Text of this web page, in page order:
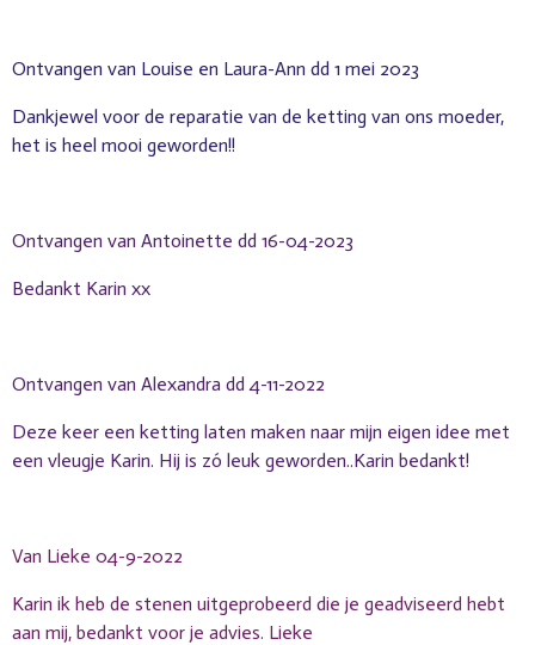
Ontvangen van Louise en Laura-Ann dd 1 mei 2023
Dankjewel voor de reparatie van de ketting van ons moeder,
het is heel mooi geworden!!
Ontvangen van Antoinette dd 16-04-2023
Bedankt Karin xx
Ontvangen van Alexandra dd 4-11-2022
Deze keer een ketting laten maken naar mijn eigen idee met
een vleugje Karin. Hij is zó leuk geworden..Karin bedankt!
Van Lieke 04-9-2022
Karin ik heb de stenen uitgeprobeerd die je geadviseerd hebt
aan mij, bedankt voor je advies. Lieke